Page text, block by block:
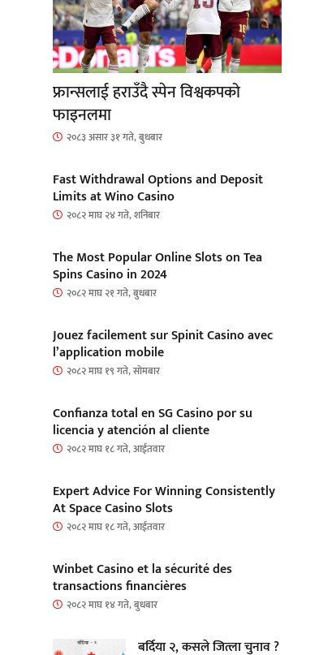
फ्रान्सलाई हराउँदै स्पेन विश्वकपको
फाइनलमा
२०८३ असार ३१ गते, बुधबार
Fast Withdrawal Options and Deposit
Limits at Wino Casino
२०८२ माघ २४ गते, शनिबार
The Most Popular Online Slots on Tea
Spins Casino in 2024
२०८२ माघ २१ गते, बुधबार
Jouez facilement sur Spinit Casino avec
l’application mobile
२०८२ माघ १९ गते, सोमबार
Confianza total en SG Casino por su
licencia y atención al cliente
२०८२ माघ १८ गते, आईतवार
Expert Advice For Winning Consistently
At Space Casino Slots
२०८२ माघ १८ गते, आईतवार
Winbet Casino et la sécurité des
transactions financières
२०८२ माघ १४ गते, बुधबार
बर्दिया २, कसले जित्ला चुनाव ?